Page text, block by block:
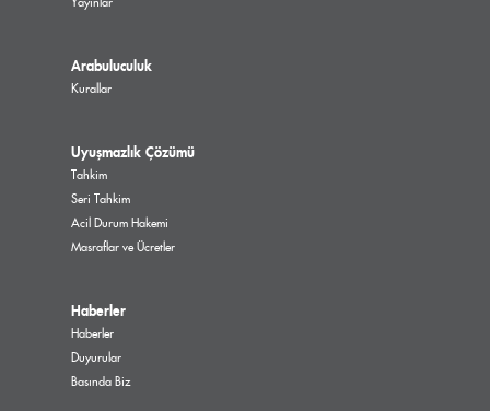
Arabuluculuk
Kurallar
Uyuşmazlık Çözümü
Tahkim
Seri Tahkim
Acil Durum Hakemi
Masraflar ve Ücretler
Haberler
Haberler
Duyurular
Basında Biz